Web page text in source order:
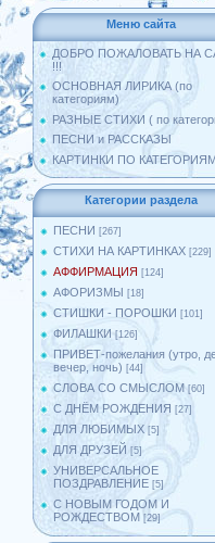
Меню сайта
ДОБРО ПОЖАЛОВАТЬ НА
!!!
ОСНОВНАЯ ЛИРИКА (по
категориям)
РАЗНЫЕ СТИХИ ( по
ПЕСНИ и РАССКАЗЫ
КАРТИНКИ ПО
Категории раздела
ПЕСНИ [267]
СТИХИ НА КАРТИНКАХ [229]
АФФИРМАЦИЯ [124]
АФОРИЗМЫ [18]
СТИШКИ - ПОРОШКИ [101]
ФИЛАШКИ [126]
ПРИВЕТ-пожелания (утро,
вечер, ночь) [44]
СЛОВА СО СМЫСЛОМ [60]
С ДНЁМ РОЖДЕНИЯ [27]
ДЛЯ ЛЮБИМЫХ [5]
ДЛЯ ДРУЗЕЙ [5]
УНИВЕРСАЛЬНОЕ
ПОЗДРАВЛЕНИЕ [5]
С НОВЫМ ГОДОМ И
РОЖДЕСТВОМ [29]